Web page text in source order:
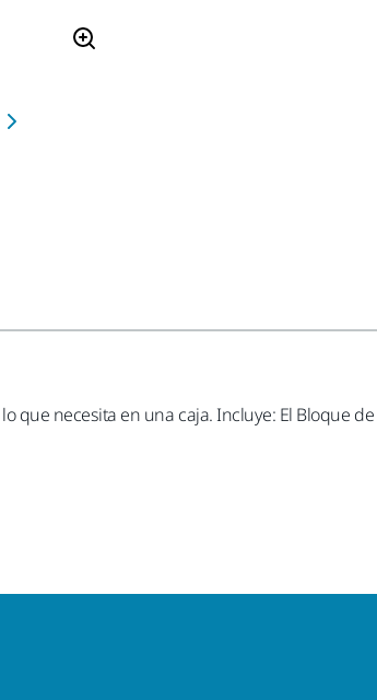
que necesita en una caja. Incluye: El Bloque